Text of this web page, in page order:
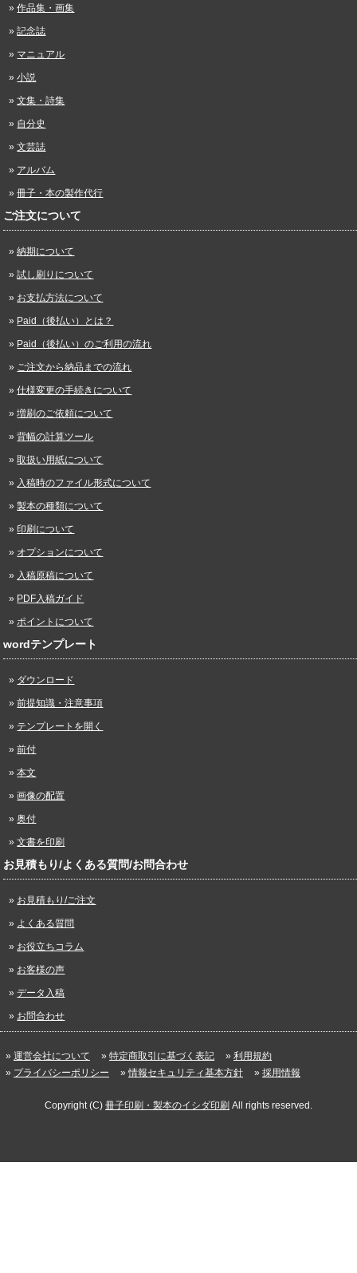
作品集・画集
記念誌
マニュアル
小説
文集・詩集
自分史
文芸誌
アルバム
冊子・本の製作代行
ご注文について
納期について
試し刷りについて
お支払方法について
Paid（後払い）とは？
Paid（後払い）のご利用の流れ
ご注文から納品までの流れ
仕様変更の手続きについて
増刷のご依頼について
背幅の計算ツール
取扱い用紙について
入稿時のファイル形式について
製本の種類について
印刷について
オプションについて
入稿原稿について
PDF入稿ガイド
ポイントについて
wordテンプレート
ダウンロード
前提知識・注意事項
テンプレートを開く
前付
本文
画像の配置
奥付
文書を印刷
お見積もり/よくある質問/お問合わせ
お見積もり/ご注文
よくある質問
お役立ちコラム
お客様の声
データ入稿
お問合わせ
運営会社について 特定商取引に基づく表記
利用規約
プライバシーポリシー
情報セキュリティ基本方針 採用情報
Copyright (C) 冊子印刷・製本のイシダ印刷 All rights reserved.